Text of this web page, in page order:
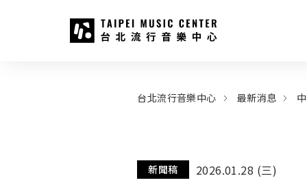
:::
台北流行音樂中心 最新消息
新聞稿 2026.01.28 (三)